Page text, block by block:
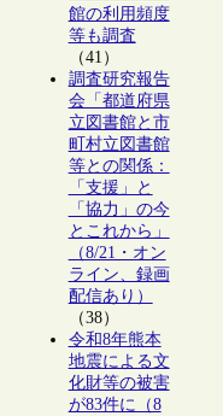
館の利用頻度
等も調査
（41）
調査研究報告
会「都道府県
立図書館と市
町村立図書館
等との関係：
「支援」と
「協力」の今
とこれから」
（8/21・オン
ライン、録画
配信あり）
（38）
令和8年熊本
地震による文
化財等の被害
が83件に（8